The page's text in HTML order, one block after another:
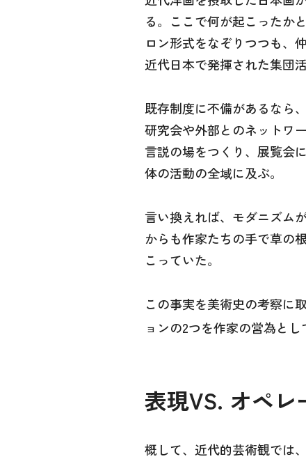
る。ここで何が起こったか
ロン形式をなぞりつつも、
近代日本で発揮された集団
既存制度に不備があるなら
研究会や外部とのネットワ
言説の場をつくり、展覧
体の活動の全域に及ぶ。
言い換えれば、モダニズム
からも作家たちの手で草の
こっていた。
この事実を美術史の考察に
ョンの2つを作家の営為と
表現VS. オペレ
概して、近代的芸術観では